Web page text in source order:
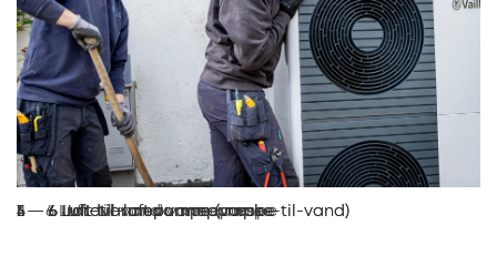
1 — 6 Luft-til-vand varmepumpe
2 — 6 Luft-til-vand varmepumpe
3 — 6 Jordvarmepumpe (væske-til-vand)
4 — 6 Jordvarmepumpe (væske-til-vand)
5 — 6 Luft-til-luft varmepumpe
6 — 6 Luft-til-luft varmepumpe